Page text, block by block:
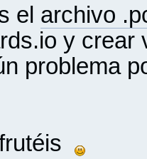
el archivo
y crear
problema